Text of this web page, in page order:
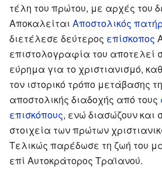
τέλη του πρώτου, με αρχές του
Αποκαλείται Αποστολικός πατήρ
διετέλεσε δεύτερος επίσκοπος
επιστολογραφία του αποτελεί
εύρημα για το χριστιανισμό,
τον ιστορικό τρόπο μετάβασης
αποστολικής διαδοχής από τους
επισκόπους, ενώ διασώζουν και
στοιχεία των πρώτων
Τελικώς παρέδωσε τη ζωή του
επί Αυτοκράτορος Τραϊανού.